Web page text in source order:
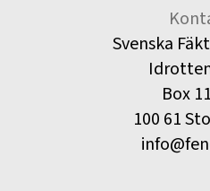
Svenska
Box
100 61